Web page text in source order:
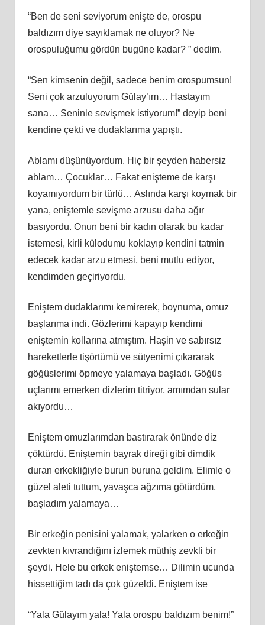
“Ben de seni seviyorum enişte de, orospu
baldızım diye sayıklamak ne oluyor? Ne
orospuluğumu gördün bugüne kadar? ” dedim.
“Sen kimsenin değil, sadece benim orospumsun!
Seni çok arzuluyorum Gülay’ım… Hastayım
sana… Seninle sevişmek istiyorum!” deyip beni
kendine çekti ve dudaklarıma yapıştı.
Ablamı düşünüyordum. Hiç bir şeyden habersiz
ablam… Çocuklar… Fakat enişteme de karşı
koyamıyordum bir türlü… Aslında karşı koymak bir
yana, eniştemle sevişme arzusu daha ağır
basıyordu. Onun beni bir kadın olarak bu kadar
istemesi, kirli külodumu koklayıp kendini tatmin
edecek kadar arzu etmesi, beni mutlu ediyor,
kendimden geçiriyordu.
Eniştem dudaklarımı kemirerek, boynuma, omuz
başlarıma indi. Gözlerimi kapayıp kendimi
eniştemin kollarına atmıştım. Haşin ve sabırsız
hareketlerle tişörtümü ve sütyenimi çıkararak
göğüslerimi öpmeye yalamaya başladı. Göğüs
uçlarımı emerken dizlerim titriyor, amımdan sular
akıyordu…
Eniştem omuzlarımdan bastırarak önünde diz
çöktürdü. Eniştemin bayrak direği gibi dimdik
duran erkekliğiyle burun buruna geldim. Elimle o
güzel aleti tuttum, yavaşca ağzıma götürdüm,
başladım yalamaya…
Bir erkeğin penisini yalamak, yalarken o erkeğin
zevkten kıvrandığını izlemek müthiş zevkli bir
şeydi. Hele bu erkek eniştemse… Dilimin ucunda
hissettiğim tadı da çok güzeldi. Eniştem ise
“Yala Gülayım yala! Yala orospu baldızım benim!”